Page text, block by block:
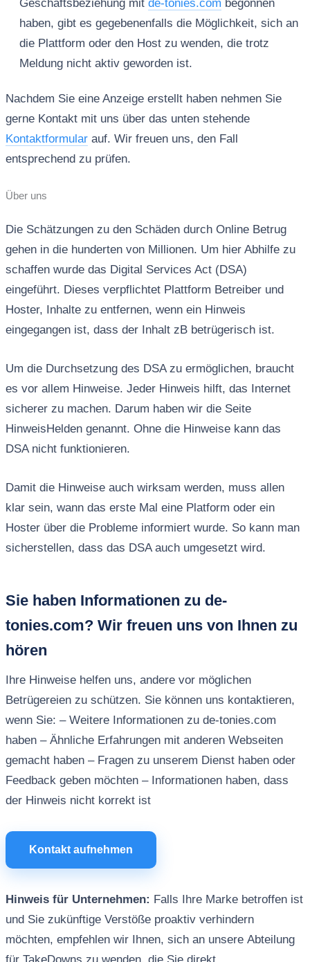
Geschäftsbeziehung mit de-tonies.com begonnen
haben, gibt es gegebenenfalls die Möglichkeit, sich an
die Plattform oder den Host zu wenden, die trotz
Meldung nicht aktiv geworden ist.
Nachdem Sie eine Anzeige erstellt haben nehmen Sie
gerne Kontakt mit uns über das unten stehende
Kontaktformularauf. Wir freuen uns, den Fall
entsprechend zu prüfen.
Über uns
Die Schätzungen zu den Schäden durch Online Betrug
gehen in die hunderten von Millionen. Um hier Abhilfe zu
schaffen wurde das Digital Services Act (DSA)
eingeführt. Dieses verpflichtet Plattform Betreiber und
Hoster, Inhalte zu entfernen, wenn ein Hinweis
eingegangen ist, dass der Inhalt zB betrügerisch ist.
Um die Durchsetzung des DSA zu ermöglichen, braucht
es vor allem Hinweise. Jeder Hinweis hilft, das Internet
sicherer zu machen. Darum haben wir die Seite
HinweisHelden genannt. Ohne die Hinweise kann das
DSA nicht funktionieren.
Damit die Hinweise auch wirksam werden, muss allen
klar sein, wann das erste Mal eine Platform oder ein
Hoster über die Probleme informiert wurde. So kann man
sicherstellen, dass das DSA auch umgesetzt wird.
Sie haben Informationen zu de-
tonies.com? Wir freuen uns von Ihnen zu
hören
Ihre Hinweise helfen uns, andere vor möglichen
Betrügereien zu schützen. Sie können uns kontaktieren,
wenn Sie: – Weitere Informationen zu de-tonies.com
haben – Ähnliche Erfahrungen mit anderen Webseiten
gemacht haben – Fragen zu unserem Dienst haben oder
Feedback geben möchten – Informationen haben, dass
der Hinweis nicht korrekt ist
Kontakt aufnehmen
Hinweis für Unternehmen: Falls Ihre Marke betroffen ist
und Sie zukünftige Verstöße proaktiv verhindern
möchten, empfehlen wir Ihnen, sich an unsere Abteilung